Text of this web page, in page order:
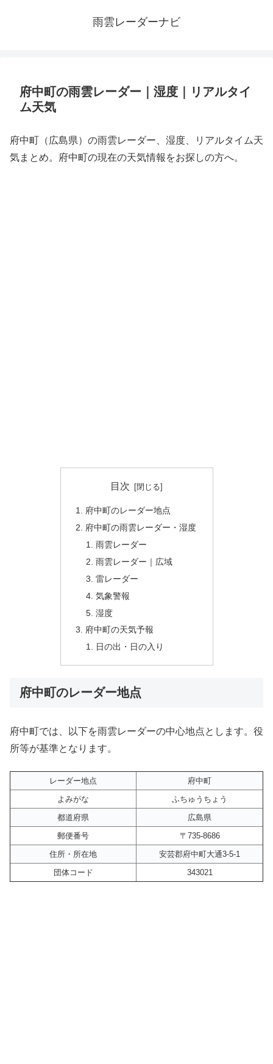
雨雲レーダーナビ
府中町の雨雲レーダー｜湿度｜リアルタイ
ム天気
府中町（広島県）の雨雲レーダー、湿度、リアルタイム天
気まとめ。府中町の現在の天気情報をお探しの方へ。
目次
府中町のレーダー地点
府中町の雨雲レーダー・湿度
雨雲レーダー
雨雲レーダー｜広域
雷レーダー
気象警報
湿度
府中町の天気予報
日の出・日の入り
府中町のレーダー地点
府中町では、以下を雨雲レーダーの中心地点とします。役
所等が基準となります。
レーダー地点
府中町
よみがな
ふちゅうちょう
都道府県
広島県
郵便番号
〒735-8686
住所・所在地
安芸郡府中町大通3-5-1
団体コード
343021